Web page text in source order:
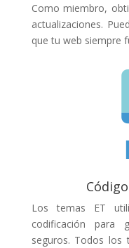
Como miembro,
actualizaciones.
que tu web siempre
Los temas ET
codificación para
seguros. Todos los